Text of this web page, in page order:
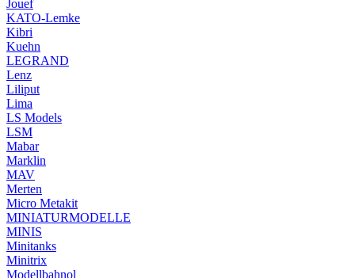
Jouef
KATO-Lemke
Kibri
Kuehn
LEGRAND
Lenz
Liliput
Lima
LS Models
LSM
Mabar
Marklin
MAV
Merten
Micro Metakit
MINIATURMODELLE
MINIS
Minitanks
Minitrix
Modellbahnol